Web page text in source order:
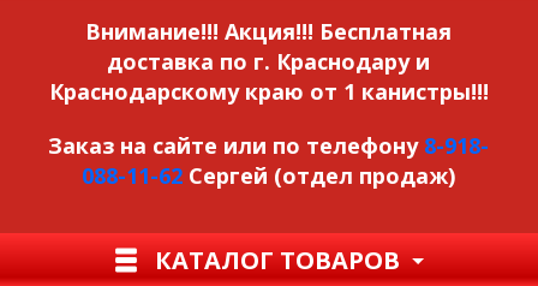
Внимание!!! Акция!!! Бесплатная
доставка по г. Краснодару и
Краснодарскому краю от 1 канистры!!!
Заказ на сайте или по телефону 8-918-
088-11-62 Сергей (отдел продаж)
КАТАЛОГ ТОВАРОВ